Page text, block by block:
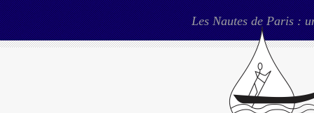
Les Nautes de Paris :